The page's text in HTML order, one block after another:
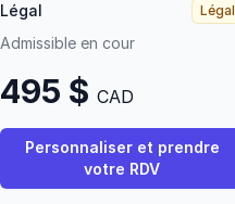
Légal Légal
Admissible en cour
495 $ CAD
Personnaliser et prendre
votre RDV